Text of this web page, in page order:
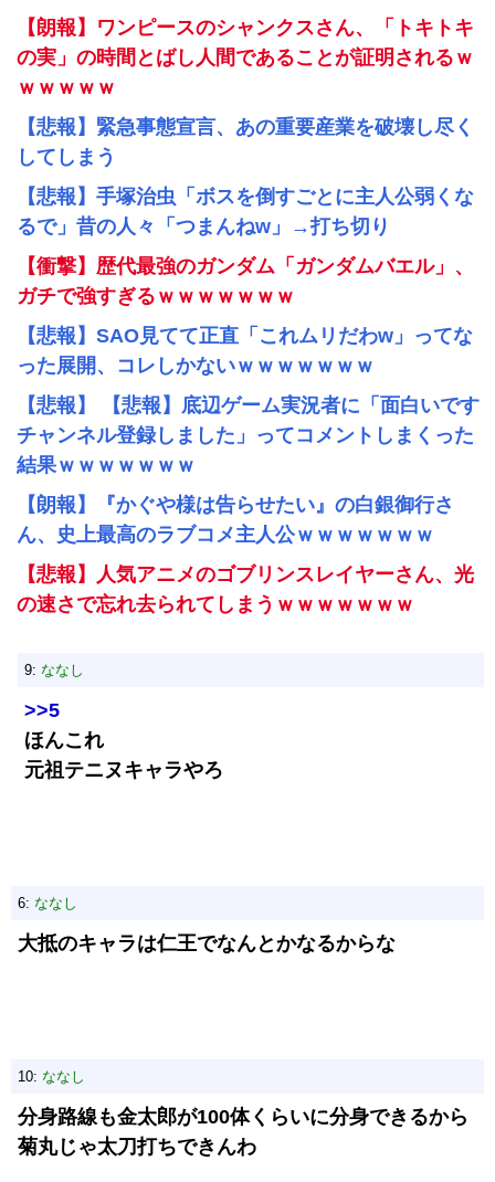
【朗報】ワンピースのシャンクスさん、「トキトキ
の実」の時間とばし人間であることが証明されるｗ
ｗｗｗｗｗ
【悲報】緊急事態宣言、あの重要産業を破壊し尽く
してしまう
【悲報】手塚治虫「ボスを倒すごとに主人公弱くな
るで」昔の人々「つまんねw」→打ち切り
【衝撃】歴代最強のガンダム「ガンダムバエル」、
ガチで強すぎるｗｗｗｗｗｗｗ
【悲報】SAO見てて正直「これムリだわw」ってな
った展開、コレしかないｗｗｗｗｗｗｗ
【悲報】 【悲報】底辺ゲーム実況者に「面白いです
チャンネル登録しました」ってコメントしまくった
結果ｗｗｗｗｗｗｗ
【朗報】『かぐや様は告らせたい』の白銀御行さ
ん、史上最高のラブコメ主人公ｗｗｗｗｗｗｗ
【悲報】人気アニメのゴブリンスレイヤーさん、光
の速さで忘れ去られてしまうｗｗｗｗｗｗｗ
9: ななし
>>5
ほんこれ
元祖テニヌキャラやろ
6: ななし
大抵のキャラは仁王でなんとかなるからな
10: ななし
分身路線も金太郎が100体くらいに分身できるから
菊丸じゃ太刀打ちできんわ